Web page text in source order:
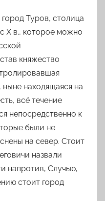
Туров, столица
X в., которое можно
княжество
находящаяся на
всё течение
непосредственно к
были не
на север. Стоит
назвали
напротив, Случью,
стоит город